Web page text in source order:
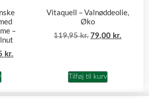
–
kr.
Vitaquell – Valnøddeolie,
Øko
119,95kr. 79,00 kr.
Tilføj til kurv